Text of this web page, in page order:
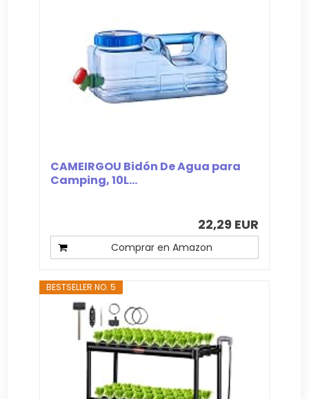
CAMEIRGOU Bidón De Agua para
Camping, 10L...
22,29 EUR
Comprar en Amazon
BESTSELLER NO. 5